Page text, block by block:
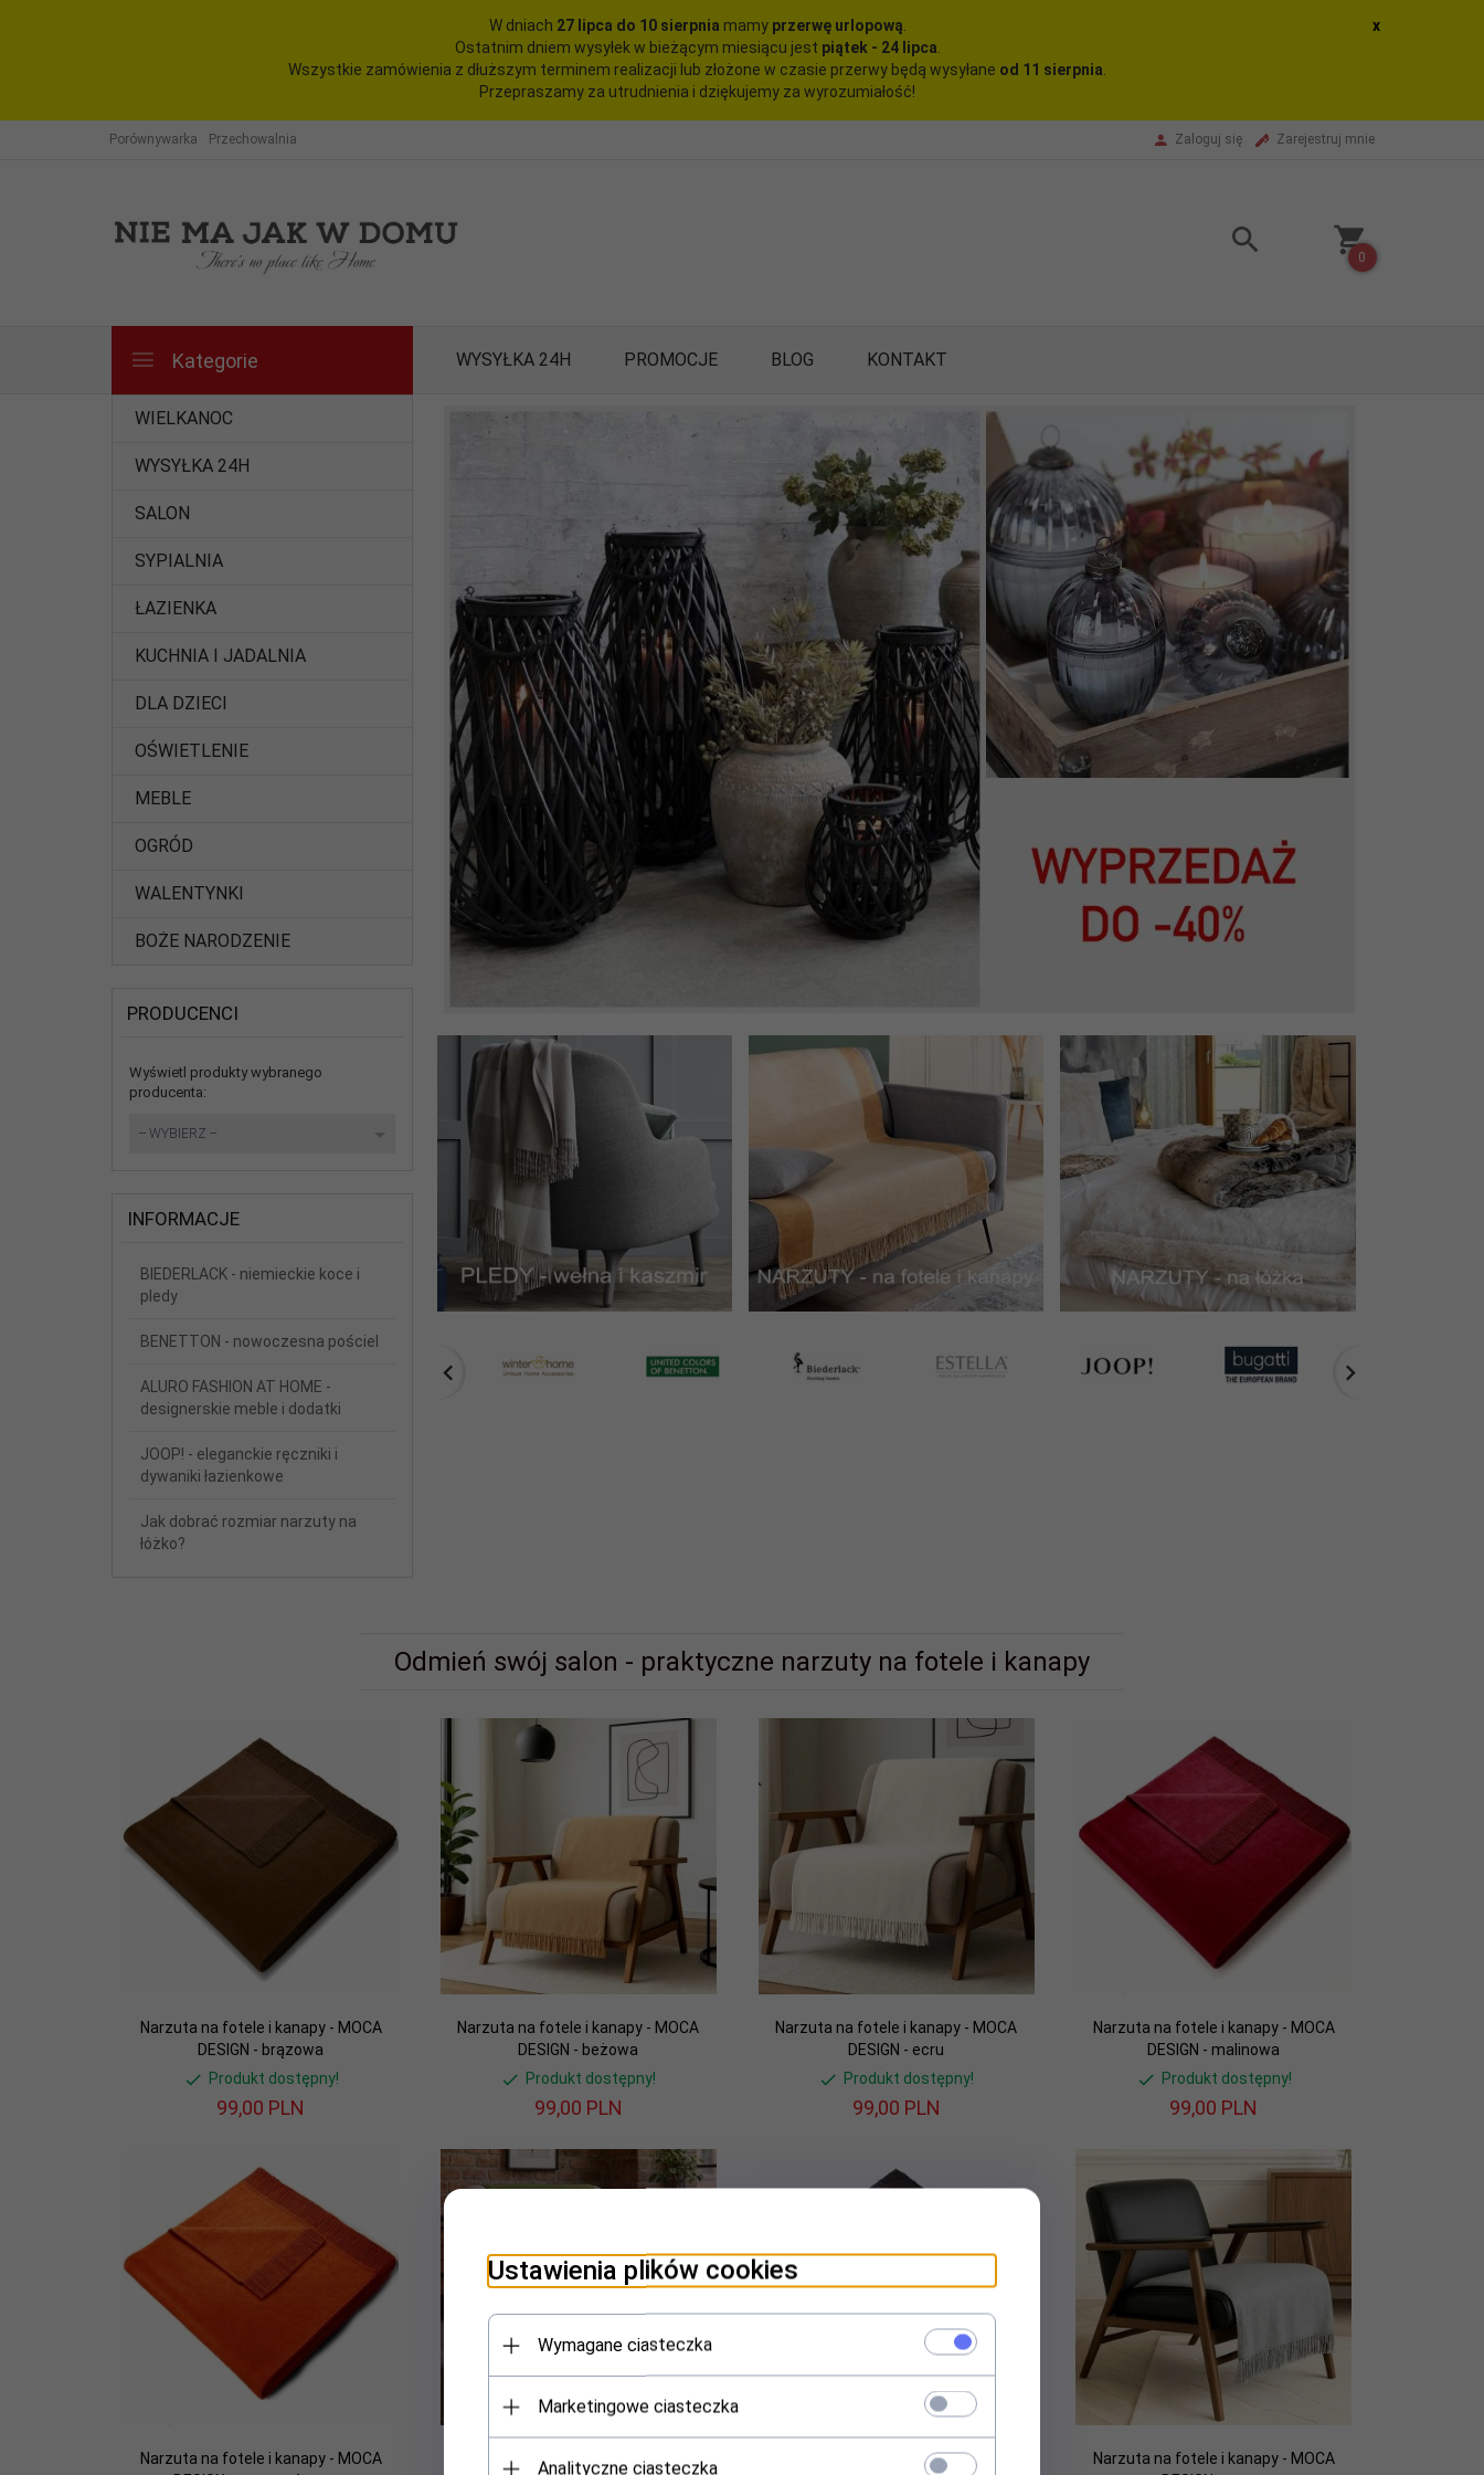
W dniach 27 lipca do 10 sierpnia mamy przerwę urlopową.
Ostatnim dniem wysyłek w bieżącym miesiącu jest piątek - 24 lipca.
Wszystkie zamówienia z dłuższym terminem realizacji lub złożone w czasie przerwy będą wysyłane od 11 sierpnia.
Przepraszamy za utrudnienia i dziękujemy za wyrozumiałość!
x
Porównywarka Przechowalnia Zaloguj się Zarejestruj mnie
0
Kategorie WYSYŁKA 24H PROMOCJE BLOG KONTAKT
WIELKANOC
WYSYŁKA 24H
SALON
SYPIALNIA
ŁAZIENKA
KUCHNIA I JADALNIA
DLA DZIECI
OŚWIETLENIE
MEBLE
OGRÓD
WALENTYNKI
BOŻE NARODZENIE
PRODUCENCI
Wyświetl produkty wybranego
producenta:
-- WYBIERZ --
INFORMACJE
BIEDERLACK - niemieckie koce i
pledy
BENETTON - nowoczesna pościel
ALURO FASHION AT HOME -
designerskie meble i dodatki
JOOP! - eleganckie ręczniki i
dywaniki łazienkowe
Jak dobrać rozmiar narzuty na
łóżko?
Odmień swój salon - praktyczne narzuty na fotele i kanapy
Narzuta na fotele i kanapy - MOCA
DESIGN - brązowa
Produkt dostępny!
99,00 PLN
Narzuta na fotele i kanapy - MOCA
DESIGN - beżowa
Produkt dostępny!
99,00 PLN
Narzuta na fotele i kanapy - MOCA
DESIGN - ecru
Produkt dostępny!
99,00 PLN
Narzuta na fotele i kanapy - MOCA
DESIGN - malinowa
Produkt dostępny!
99,00 PLN
Narzuta na fotele i kanapy - MOCA
Narzuta na fotele i kanapy - MOCA
Narzuta na fotele i kanapy - MOCA
Narzuta na fotele i kanapy - MOCA
Ustawienia plików cookies
Wymagane ciasteczka
Marketingowe ciasteczka
Analityczne ciasteczka